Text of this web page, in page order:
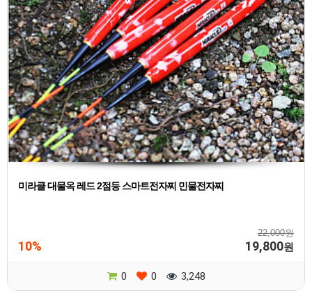
미라클 대물옥 레드 2점등 스마트전자찌 민물전자찌
22,000원
10% 19,800원
0 0 3,248